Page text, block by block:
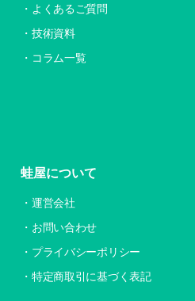
よくあるご質問
技術資料
コラム一覧
蛙屋について
運営会社
お問い合わせ
プライバシーポリシー
特定商取引に基づく表記